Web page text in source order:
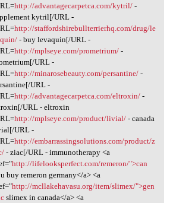
http://advantagecarpetca.com/kytril/-
kytril[/URL -
http://staffordshirebullterrierhq.com/drug/le
- buy levaquin[/URL -
http://mplseye.com/prometrium/-
URL -
http://minarosebeauty.com/persantine/-
URL -
http://advantagecarpetca.com/eltroxin/-
URL - eltroxin
http://mplseye.com/product/livial/- canada
URL -
http://embarrassingsolutions.com/product/z
- ziac[/URL - immunotherapy <a
http://lifelooksperfect.com/remeron/">can
buy remeron germany</a> <a
http://mcllakehavasu.org/item/slimex/">gen
slimex in canada</a> <a